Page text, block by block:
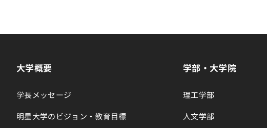
大学概要
学長メッセージ
明星大学のビジョン・教育目標
学部・大学院
理工学部
人文学部